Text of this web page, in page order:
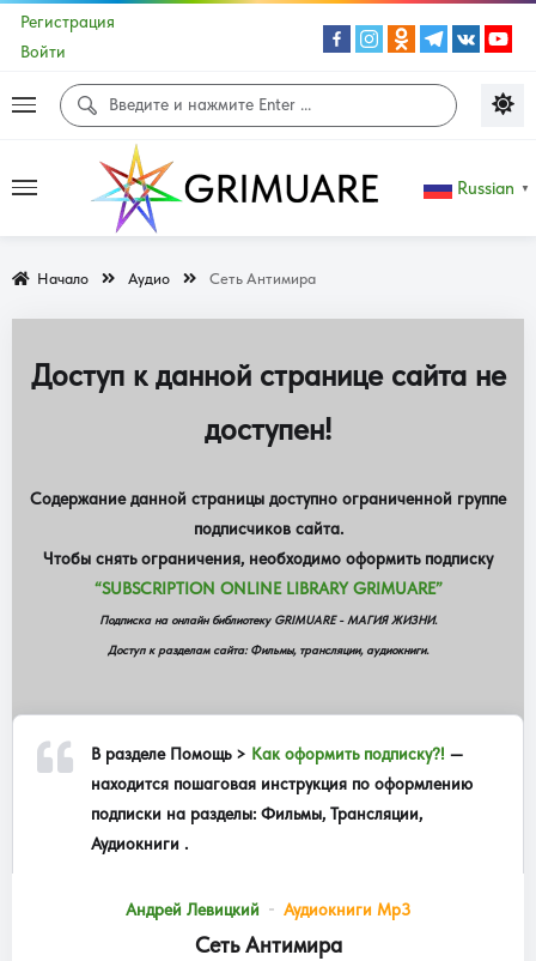
Регистрация
Войти
Russian ▼
Начало Аудио Сеть Антимира
Доступ к данной странице сайта не
доступен!
Содержание данной страницы доступно ограниченной группе
подписчиков сайта.
Чтобы снять ограничения, необходимо оформить подписку
“SUBSCRIPTION ONLINE LIBRARY GRIMUARE”
Подписка на онлайн библиотеку GRIMUARE - МАГИЯ ЖИЗНИ.
Доступ к разделам сайта: Фильмы, трансляции, аудиокниги.
В разделе Помощь > Как оформить подписку?! —
находится пошаговая инструкция по оформлению
подписки на разделы: Фильмы, Трансляции,
Аудиокниги .
Андрей Левицкий Аудиокниги Mp3
Сеть Антимира